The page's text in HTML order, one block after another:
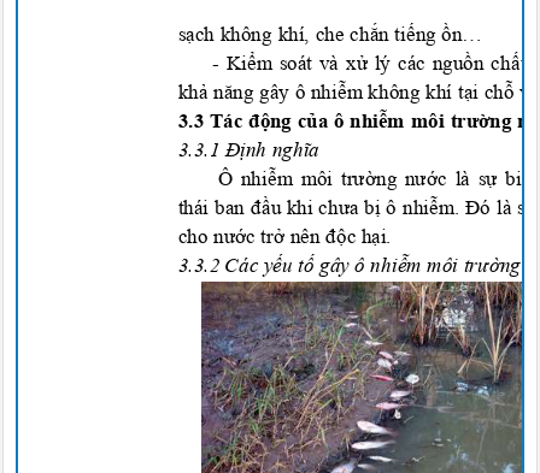
sạch không khí, che chắn tiếngồn…
- Kiểm soát và xửlý các nguồn chất
khảnăng gây ô nhiễmkhông khí tại chỗ
3.3 Tácđộng của ônhiễm môi trường
3.3. 1 Định nghĩa
Ô nhiễm môi trường nước là sựb
thái banđầu khi chưa bịô nhiễm.Đólà s
cho nước trở nên độc hại
3.3.2 Các yếu tố gây ô nhiễm môi trường n